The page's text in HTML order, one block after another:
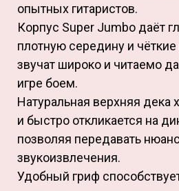
опытных гитаристов.
Корпус Super Jumbo даёт
плотную середину и
звучат широко и читаемо
игре боем.
Натуральная верхняя дека
и быстро откликается на
позволяя передавать
звукоизвлечения.
Удобный гриф